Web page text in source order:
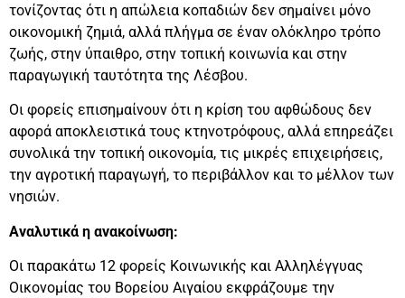
τονίζοντας ότι η απώλεια κοπαδιών δεν σημαίνει μόνο
οικονομική ζημιά, αλλά πλήγμα σε έναν ολόκληρο τρόπο
ζωής, στην ύπαιθρο, στην τοπική κοινωνία και στην
παραγωγική ταυτότητα της Λέσβου.
Οι φορείς επισημαίνουν ότι η κρίση του αφθώδους δεν
αφορά αποκλειστικά τους κτηνοτρόφους, αλλά επηρεάζει
συνολικά την τοπική οικονομία, τις μικρές επιχειρήσεις,
την αγροτική παραγωγή, το περιβάλλον και το μέλλον των
νησιών.
Αναλυτικά η ανακοίνωση:
Οι παρακάτω 12 φορείς Κοινωνικής και Αλληλέγγυας
Οικονομίας του Βορείου Αιγαίου εκφράζουμε την